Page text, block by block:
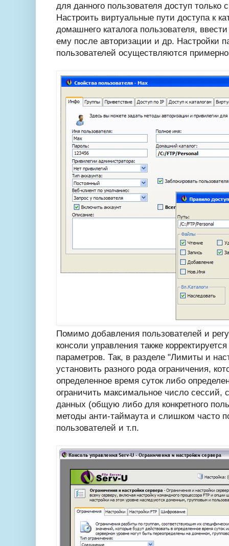
для данного пользователя доступ только
Настроить виртуальные пути доступа к
домашнего каталога пользователя,
ему после авторизации и др. Настройки
пользователей осуществляются
Помимо добавления пользователей и
консоли управления также
параметров. Так, в разделе "Лимиты и
установить разного рода ограничения,
определенное время суток либо
ограничить максимальное число сессий,
данных (общую либо для конкретного
методы анти-таймаута и слишком часто
пользователей и т.п.